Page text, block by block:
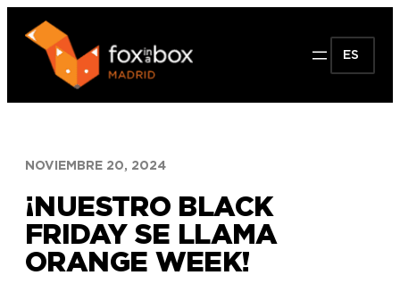
Saltar
contenido
ES
NOVIEMBRE 20, 2024
¡NUESTRO BLACK
FRIDAY SE LLAMA
ORANGE WEEK!